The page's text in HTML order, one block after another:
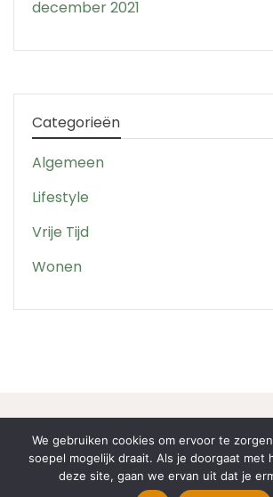
december 2021
Categorieën
Algemeen
Lifestyle
Vrije Tijd
Wonen
We gebruiken cookies om ervoor te
soepel mogelijk draait. Als je doorgaat met
deze site, gaan we ervan uit dat je